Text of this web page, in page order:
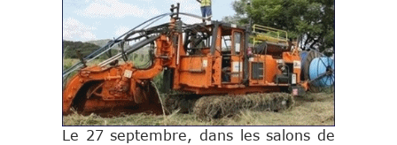
Le 27 septembre, dans les salons de